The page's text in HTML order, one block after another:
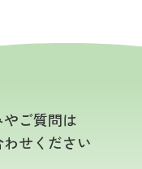
ご質問は
せください